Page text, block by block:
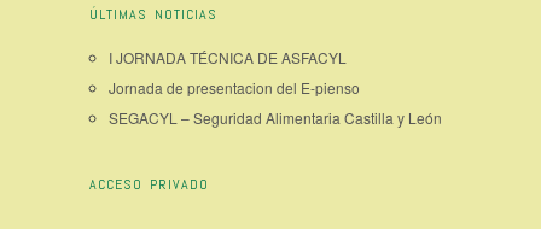
ÚLTIMAS NOTICIAS
I JORNADA TÉCNICA DE ASFACYL
Jornada de presentacion del E-pienso
SEGACYL – Seguridad Alimentaria Castilla y León
ACCESO PRIVADO